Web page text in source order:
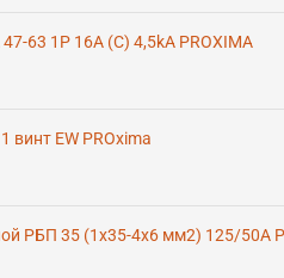
63 1P 16А (C) 4,5kA PROXIMA
винт EW PROxima
РБП 35 (1x35-4x6 мм2) 125/50А